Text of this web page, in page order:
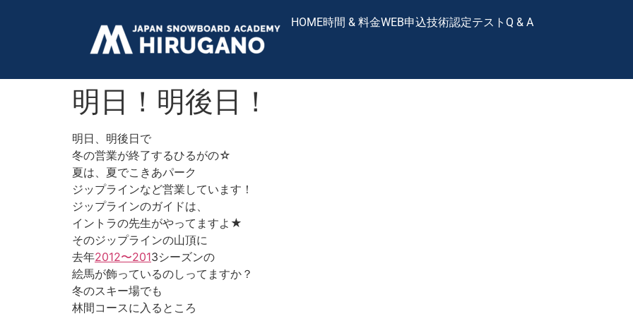
HOME時間 & 料金WEB申込技術認定テスト Q & A
明日！明後日！
明日、明後日で
冬の営業が終了するひるがの☆
夏は、夏でこきあパーク
ジップラインなど営業しています！
ジップラインのガイドは、
イントラの先生がやってますよ★
そのジップラインの山頂に
去年2012〜2013シーズンの
絵馬が飾っているのしってますか？
冬のスキー場でも
林間コースに入るところ